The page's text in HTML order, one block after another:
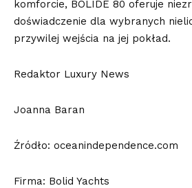
komforcie, BOLIDE 80 oferuje
doświadczenie dla wybranych
przywilej wejścia na jej pokład.
Redaktor Luxury News
Joanna Baran
Źródło: oceanindependence.com
Firma: Bolid Yachts